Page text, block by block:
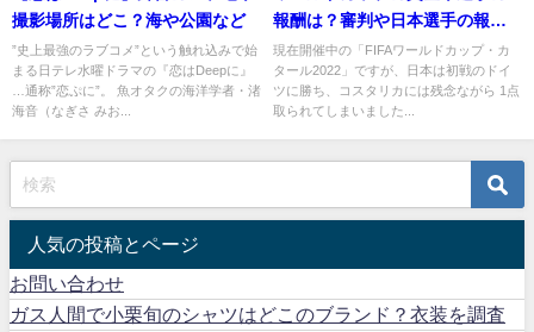
撮影場所はどこ？海や公園など
”史上最強のラブコメ”という触れ込みで始
まる日テレ水曜ドラマの『恋はDeepに』
…通称”恋ぷに”。 魚オタクの海洋学者・渚
海音（なぎさ みお...
報酬は？審判や日本選手の報酬
は？
現在開催中の「FIFAワールドカップ・カ
タール2022」ですが、日本は初戦のドイ
ツに勝ち、コスタリカには残念ながら 1点
取られてしまいました...
人気の投稿とページ
お問い合わせ
ガス人間で小栗旬のシャツはどこのブランド？衣装を調査